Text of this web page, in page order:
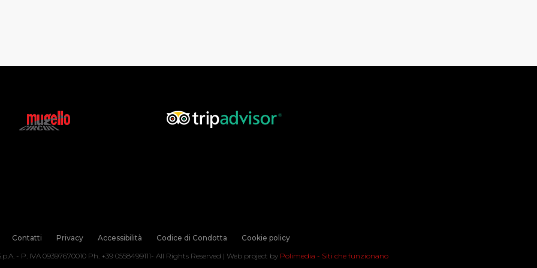
Contatti Privacy Accessibilità Codice di Condotta
Cookie policy
- P. IVA 09397670010 Ph. +39 0558499111- All Rights Reserved | Web project by Polimedia - Siti che funzionano